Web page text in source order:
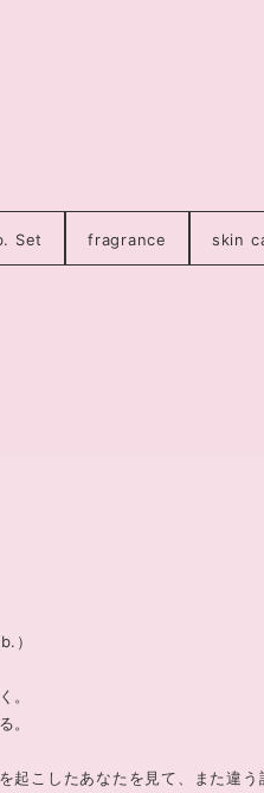
Set fragrance skin
）
。
。
起こしたあなたを見て、また違う